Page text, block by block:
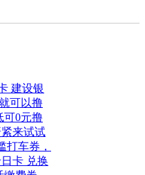
建设银
可以撸
可0元撸
来试试
打车券，
卡 兑换